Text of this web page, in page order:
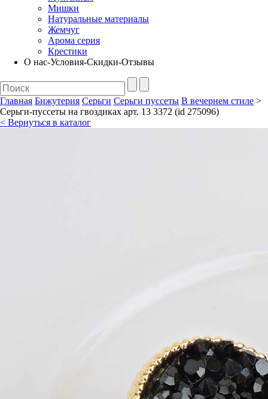
Мишки
Натуральные материалы
Жемчуг
Арома серия
Крестики
О нас-Условия-Скидки-Отзывы
Главная Бижутерия Серьги Серьги пуссеты В вечернем стиле >
Серьги-пуссеты на гвоздиках арт. 13 3372 (id 275096)
< Вернуться в каталог